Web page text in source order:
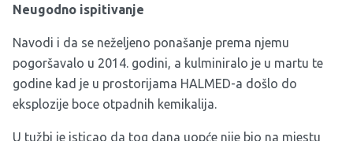
Neugodno ispitivanje
Navodi i da se neželjeno ponašanje prema njemu
pogoršavalo u 2014. godini, a kulminiralo je u martu te
godine kad je u prostorijama HALMED-a došlo do
eksplozije boce otpadnih kemikalija.
U tužbi je isticao da tog dana uopće nije bio na mjestu